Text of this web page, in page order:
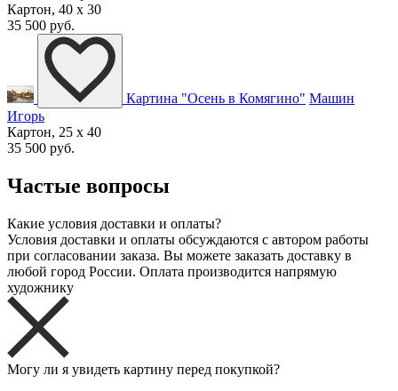
Картон, 40 x 30
35 500 руб.
Картина "Осень в Комягино" Машин
Игорь
Картон, 25 x 40
35 500 руб.
Частые вопросы
Какие условия доставки и оплаты?
Условия доставки и оплаты обсуждаются с автором работы
при согласовании заказа. Вы можете заказать доставку в
любой город России. Оплата производится напрямую
художнику
Могу ли я увидеть картину перед покупкой?